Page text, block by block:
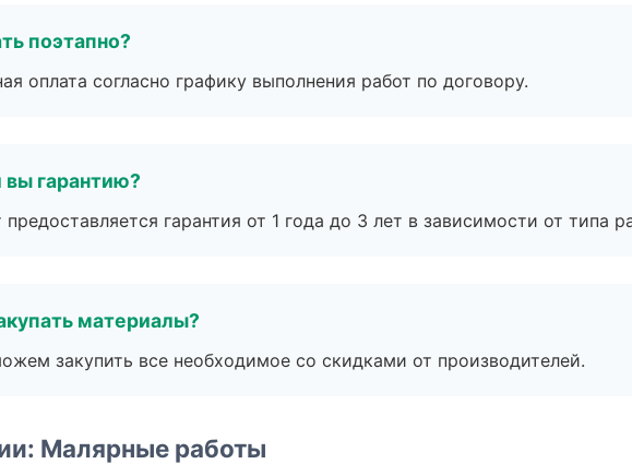
поэтапно?
оплата согласно графику выполнения работ по договору.
гарантию?
гарантия от 1 года до 3 лет в зависимости от типа
материалы?
закупить все необходимое со скидками от производителей.
Малярные работы